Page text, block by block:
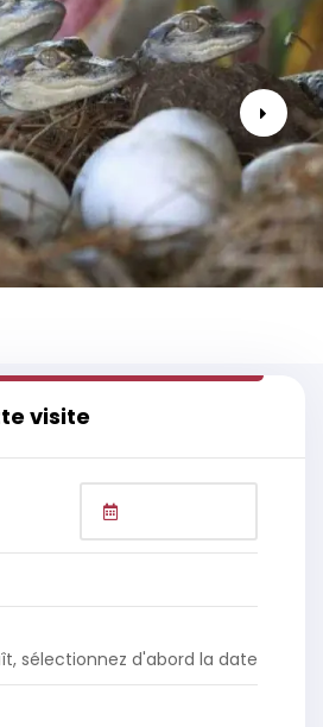
visite
sélectionnez d'abord la date